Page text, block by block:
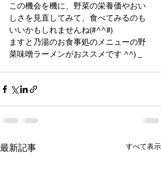
この機会を機に、野菜の栄養価やおい
しさを見直してみて、食べてみるのも
いいかもしれませんね(#^^#)
ますと乃湯のお食事処のメニューの野
菜味噌ラーメンがおススメです ^^) _
最新記事 すべて表示